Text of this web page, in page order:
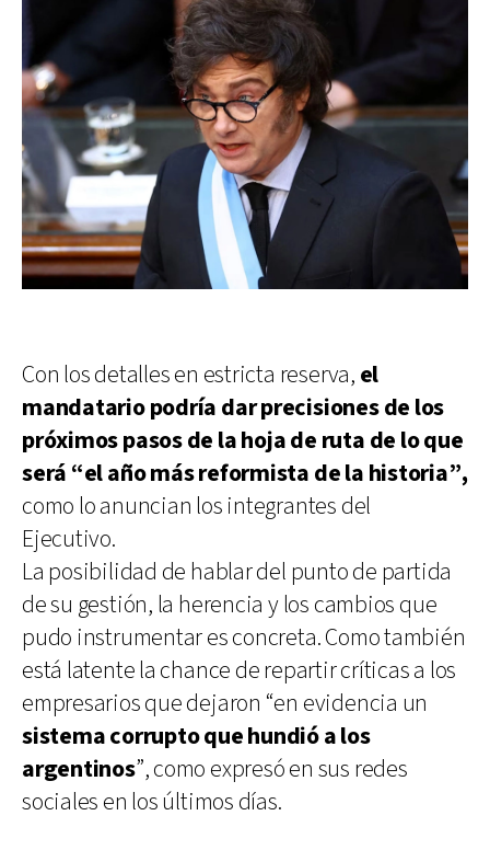
Con los detalles en estricta reserva, el
mandatario podría dar precisiones de los
próximos pasos de la hoja de ruta de lo que
será “el año más reformista de la historia”,
como lo anuncian los integrantes del
Ejecutivo.
La posibilidad de hablar del punto de partida
de su gestión, la herencia y los cambios que
pudo instrumentar es concreta. Como también
está latente la chance de repartir críticas a los
empresarios que dejaron “en evidencia un
sistema corrupto que hundió a los
argentinos”, como expresó en sus redes
sociales en los últimos días.